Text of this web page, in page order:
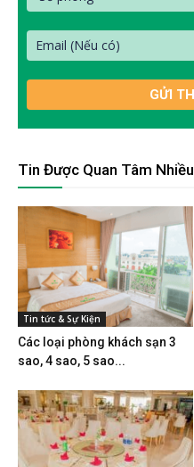
Tin Được Quan Tâm Nhiều
Tin tức & Sự Kiện
Các loại phòng khách sạn 3
sao, 4 sao, 5 sao...